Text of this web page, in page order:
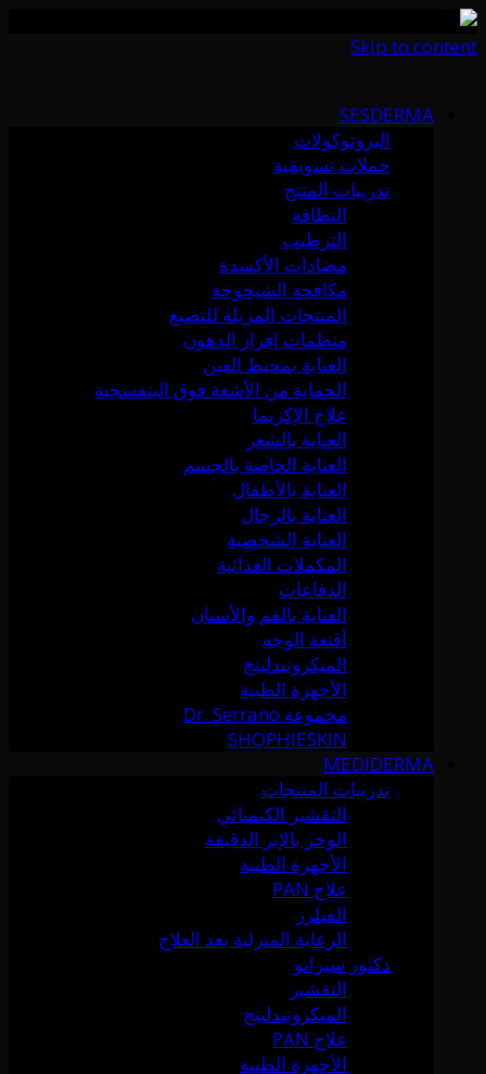
Skip to content
SESDERMA
البروتوكولات
حملات تسويقية
تدريبات المنتج
النظافة
الترطيب
مضادات الأكسدة
مكافحة الشيخوخة
المنتجات المزيلة للتصبغ
منظمات إفراز الدهون
العناية بمحيط العين
الحماية من الأشعة فوق البنفسجية
علاج الإكزيما
العناية بالشعر
العناية الخاصة بالجسم
العناية بالأطفال
العناية بالرجال
العناية الشخصية
المكملات الغذائية
الدفاعات
العناية بالفم والأسنان
أقنعة الوجه
الميكرونيدلينج
الأجهزة الطبية
مجموعة Dr. Serrano
SHOPHIESKIN
MEDIDERMA
تدريبات المنتجات
التقشير الكيميائي
الوخز بالإبر الدقيقة
الأجهزة الطبية
علاج PAN
الفيلرز
الرعاية المنزلية بعد العلاج
دكتور سيرانو
التقشير
الميكرونيدلينج
علاج PAN
الأجهزة الطبية